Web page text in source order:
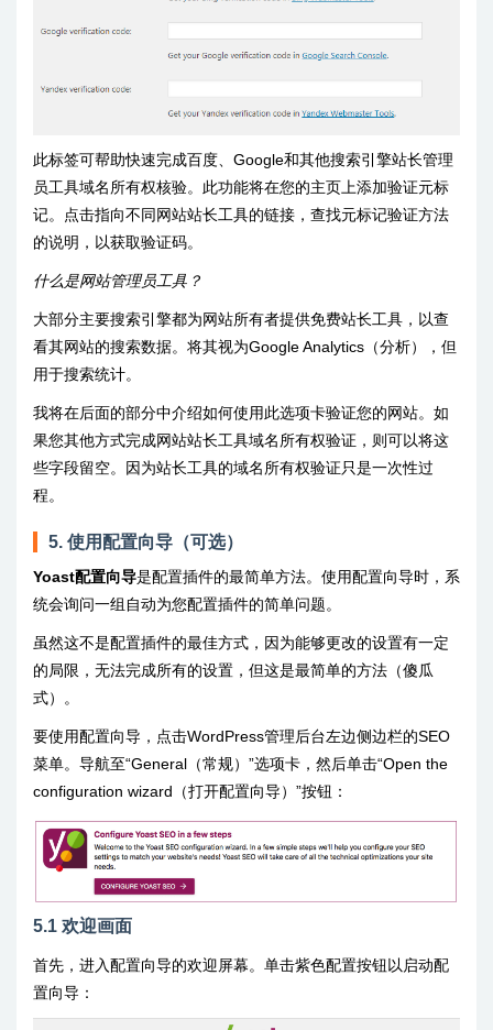
此标签可帮助快速完成百度、Google和其他搜索引擎站长管理
员工具域名所有权核验。此功能将在您的主页上添加验证元标
记。点击指向不同网站站长工具的链接，查找元标记验证方法
的说明，以获取验证码。
什么是网站管理员工具？
大部分主要搜索引擎都为网站所有者提供免费站长工具，以查
看其网站的搜索数据。将其视为Google Analytics（分析），但
用于搜索统计。
我将在后面的部分中介绍如何使用此选项卡验证您的网站。如
果您其他方式完成网站站长工具域名所有权验证，则可以将这
些字段留空。因为站长工具的域名所有权验证只是一次性过
程。
5. 使用配置向导（可选）
Yoast配置向导是配置插件的最简单方法。使用配置向导时，系
统会询问一组自动为您配置插件的简单问题。
虽然这不是配置插件的最佳方式，因为能够更改的设置有一定
的局限，无法完成所有的设置，但这是最简单的方法（傻瓜
式）。
要使用配置向导，点击WordPress管理后台左边侧边栏的SEO
菜单。导航至“General（常规）”选项卡，然后单击“Open the
configuration wizard（打开配置向导）”按钮：
5.1 欢迎画面
首先，进入配置向导的欢迎屏幕。单击紫色配置按钮以启动配
置向导：